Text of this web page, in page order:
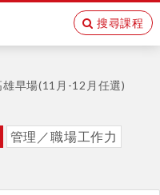
搜尋課程
早場(11月-12月任選)
管理／職場工作力